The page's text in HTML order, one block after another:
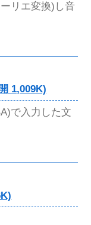
リエ変換)し音
1,009K)
で入力した文